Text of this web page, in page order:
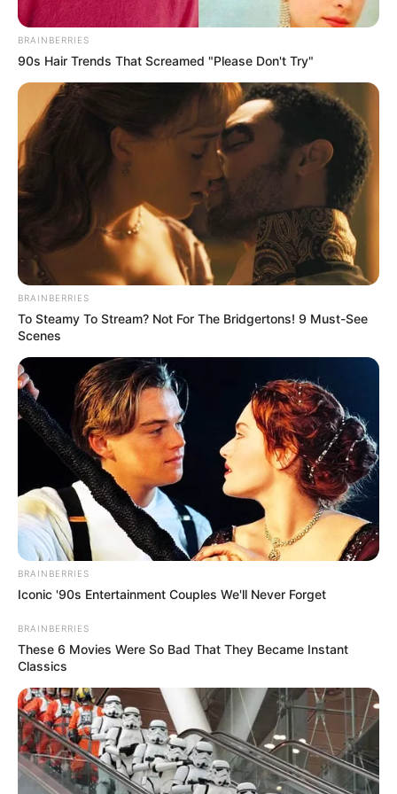
Posted
in
Friss hírek
Hegedűs Zsolt bejelentette az
első egészségügyi reformot:
ezzel indulhat az új korszak
bySzerző • April 25, 2026
BRAINBERRIES
90s Hair Trends That Screamed "Please Don't Try"
BRAINBERRIES
To Steamy To Stream? Not For The Bridgertons! 9 Must-See
Scenes
BRAINBERRIES
Iconic '90s Entertainment Couples We'll Never Forget
BRAINBERRIES
These 6 Movies Were So Bad That They Became Instant
Classics